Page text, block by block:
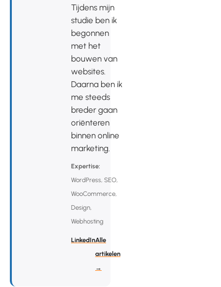
Tijdens mijn
studie ben ik
begonnen
met het
bouwen van
websites.
Daarna ben ik
me steeds
breder gaan
oriënteren
binnen online
marketing.
Expertise:
WordPress, SEO,
WooCommerce,
Design,
Webhosting
LinkedInAlle
artikelen
→